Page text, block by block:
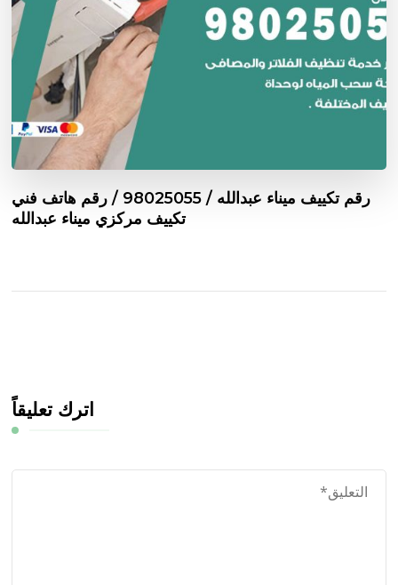
رقم تكييف ميناء عبدالله / 98025055 / رقم هاتف فني
تكييف مركزي ميناء عبدالله
اترك تعليقاً